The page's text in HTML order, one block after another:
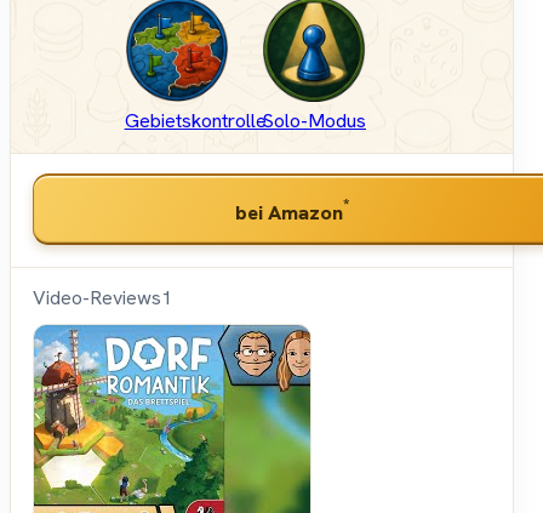
GebietskontrolleSolo-Modus
bei Amazon*
Video-Reviews1